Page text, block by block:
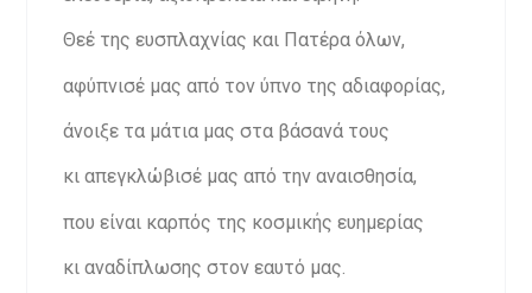
Θεέ της ευσπλαχνίας και Πατέρα όλων,
αφύπνισέ μας από τον ύπνο της αδιαφορίας,
άνοιξε τα μάτια μας στα βάσανά τους
κι απεγκλώβισέ μας από την αναισθησία,
που είναι καρπός της κοσμικής ευημερίας
κι αναδίπλωσης στον εαυτό μας.